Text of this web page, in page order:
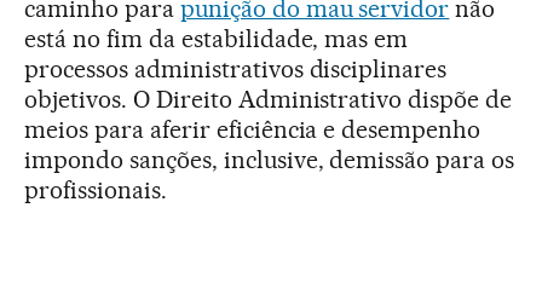
caminho para punição do mau servidor não
está no fim da estabilidade, mas em
processos administrativos disciplinares
objetivos. O Direito Administrativo dispõe de
meios para aferir eficiência e desempenho
impondo sanções, inclusive, demissão para os
profissionais.